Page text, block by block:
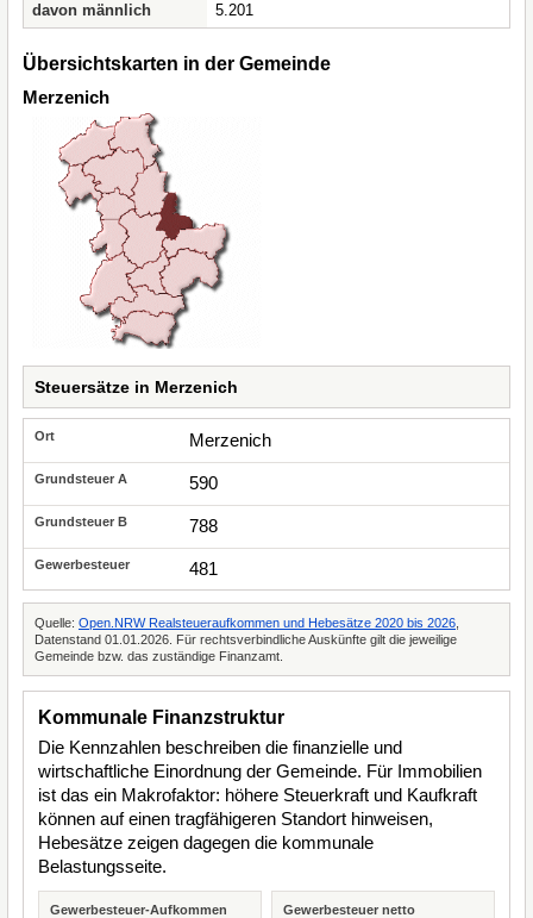
davon männlich
5.201
Übersichtskarten in der Gemeinde
Merzenich
Steuersätze in Merzenich
Merzenich
590
788
481
Quelle: Open.NRW Realsteueraufkommen und Hebesätze 2020 bis 2026
Datenstand 01.01.2026. Für rechtsverbindliche Auskünfte gilt die jeweilige
Gemeinde bzw. das zuständige Finanzamt.
Kommunale Finanzstruktur
Die Kennzahlen beschreiben die finanzielle und
wirtschaftliche Einordnung der Gemeinde. Für Immobilien
ist das ein Makrofaktor: höhere Steuerkraft und Kaufkraft
können auf einen tragfähigeren Standort hinweisen,
Hebesätze zeigen dagegen die kommunale
Belastungsseite.
Gewerbesteuer-Aufkommen Gewerbesteuer netto